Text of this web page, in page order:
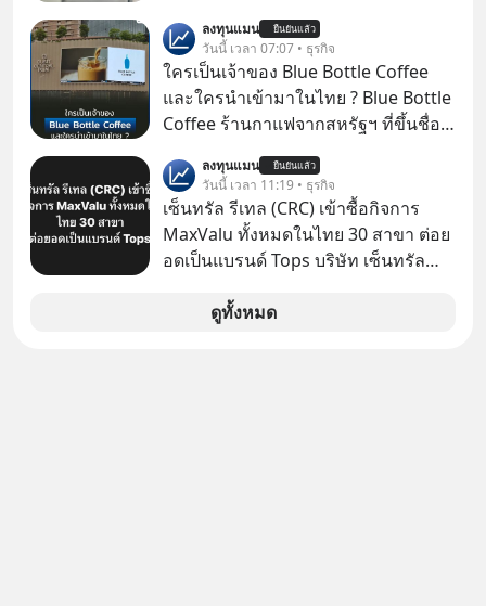
ประสบการณ์ไปด้วยกัน ตั้งแค่วันที่ 1
สิงหาคม 2569 นี้! ค่าตั๋วเริ่มต้นเพียง 30
บาท เส้นทางให้บริการหลัก ได้แก่
สถานีกลางกรุงเทพอภิวัฒน์ →
ดอนเมือง → รังสิต → คลองพุทรา →
บางปะอิน → บ้านโพ → อยุธยา การ
รถไฟแห่งประเทศไทย ยกระดับบริการ
รถไฟชานเมืองด้วยขบวน SRT
BANGKOK CONNEX (BNEX) นำรถ
ดีเซลราง KIHA 40/48 จากประเทศญี่ปุ่น
มาปรับปรุงใหม่ทั้งคัน ปรับอากาศ ที่นั่ง
สบาย พร้อมขยายต้นทางมาที่สถานี
ลงทุนแมน ยืนยันแล้ว
วันนี้ เวลา 07:07 • ธุรกิจ
ใครเป็นเจ้าของ Blue Bottle Coffee
และใครนำเข้ามาในไทย ? Blue Bottle
Coffee ร้านกาแฟจากสหรัฐฯ ที่ขึ้นชื่อ
แรกในประเทศไทย ที่ Central Park
ลงทุนแมน ยืนยันแล้ว
วันนี้ เวลา 11:19 • ธุรกิจ
เซ็นทรัล รีเทล (CRC) เข้าซื้อกิจการ
MaxValu ทั้งหมดในไทย 30 สาขา ต่อย
อดเป็นแบรนด์ Tops บริษัท เซ็นทรัล
CRC แจ้งตลาดหลักทรัพย์ฯ ว่า บริษัท
ดูทั้งหมด